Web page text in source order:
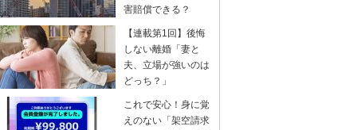
害賠償できる？
【連載第1回】後悔
しない離婚「妻と
夫、立場が強いのは
どっち？」
これで安心！身に覚
えのない「架空請求